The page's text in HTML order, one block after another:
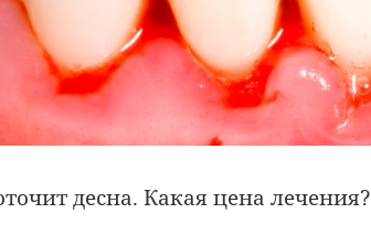
десна. Какая цена лечения?